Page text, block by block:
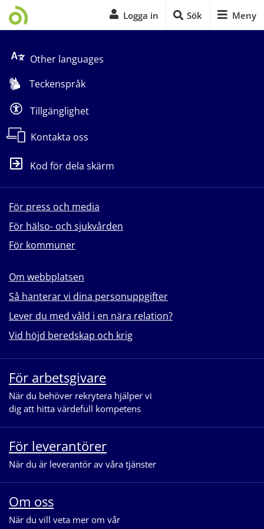
Logga in Sök Meny
Other languages
Teckenspråk
Tillgänglighet
Kontakta oss
Kod för dela skärm
För press och media
För hälso- och sjukvården
För kommuner
Om webbplatsen
Så hanterar vi dina personuppgifter
Lever du med våld i en nära relation?
Vid höjd beredskap och krig
För arbetsgivare
När du behöver rekrytera hjälper vi
dig att hitta värdefull kompetens
För leverantörer
När du är leverantör av våra tjänster
Om oss
När du vill veta mer om vår